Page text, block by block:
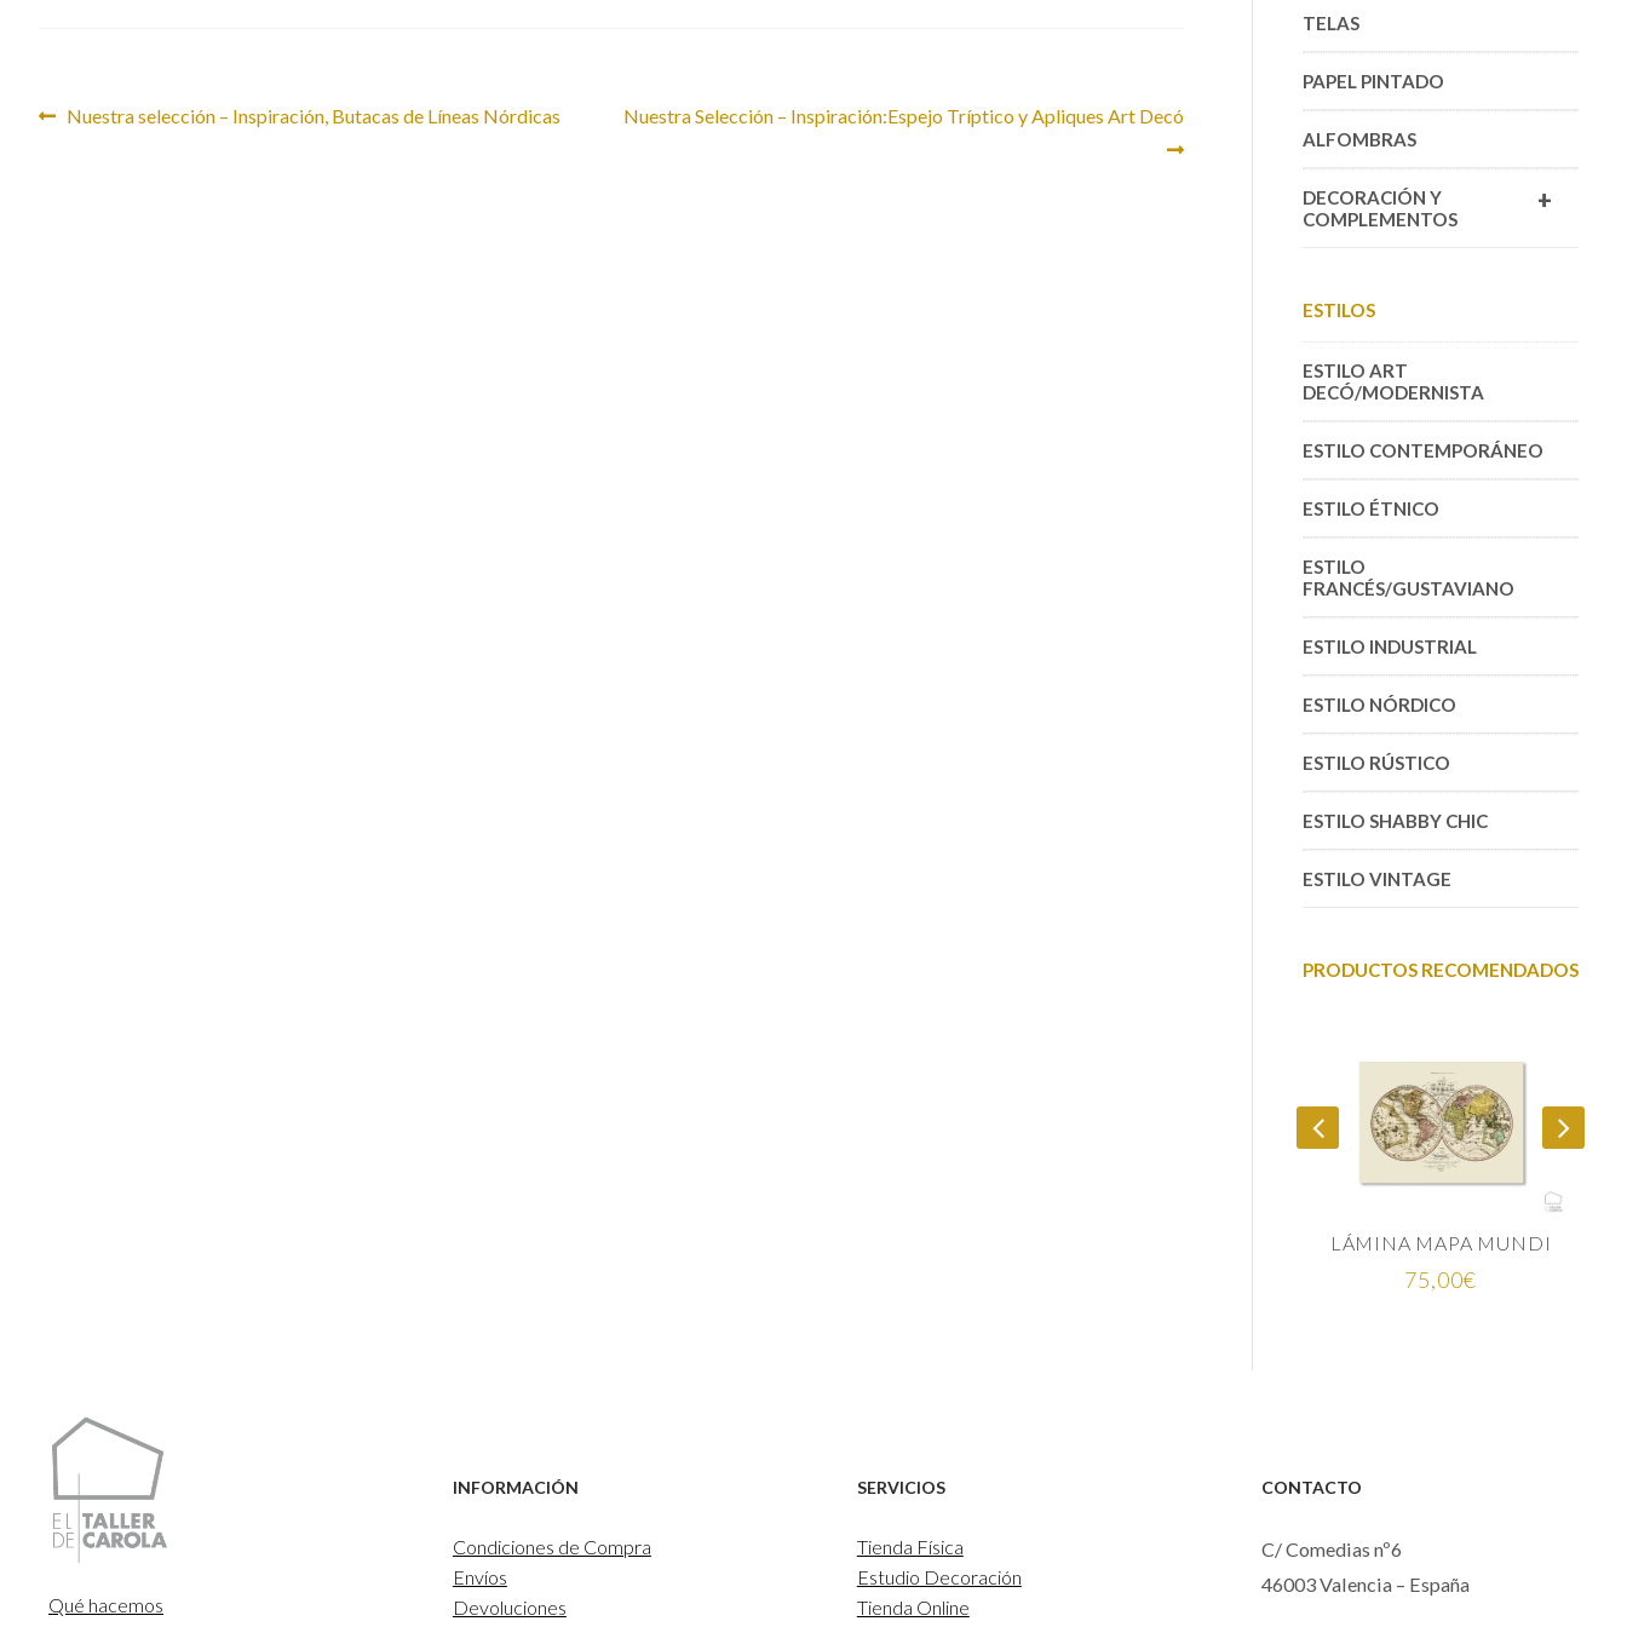
Navegación
Anterior:
Nuestra selección – Inspiración, Butacas de Líneas Nórdicas Siguiente:
Nuestra Selección – Inspiración:Espejo Tríptico y Apliques Art Decó
TELAS
PAPEL PINTADO
ALFOMBRAS
+
DECORACIÓN Y
COMPLEMENTOS
ESTILOS
ESTILO ART
DECÓ/MODERNISTA
ESTILO CONTEMPORÁNEO
ESTILO ÉTNICO
ESTILO
FRANCÉS/GUSTAVIANO
ESTILO INDUSTRIAL
ESTILO NÓRDICO
ESTILO RÚSTICO
ESTILO SHABBY CHIC
ESTILO VINTAGE
PRODUCTOS RECOMENDADOS
LÁMINA MAPA MUNDI
Qué hacemos
INFORMACIÓN
Condiciones de Compra
Envíos
Devoluciones
SERVICIOS
Tienda Física
Estudio Decoración
Tienda Online
CONTACTO
C/ Comedias nº6
46003 Valencia – España